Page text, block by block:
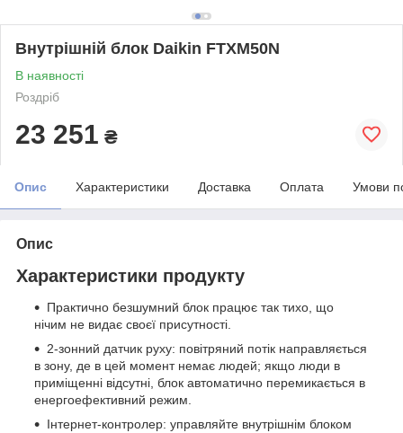
Внутрішній блок Daikin FTXM50N
В наявності
Роздріб
23 251 ₴
Опис Характеристики Доставка Оплата Умови
Опис
Характеристики продукту
Практично безшумний блок працює так тихо, що
нічим не видає своєї присутності.
2-зонний датчик руху: повітряний потік направляється
в зону, де в цей момент немає людей; якщо люди в
приміщенні відсутні, блок автоматично перемикається в
енергоефективний режим.
Інтернет-контролер: управляйте внутрішнім блоком